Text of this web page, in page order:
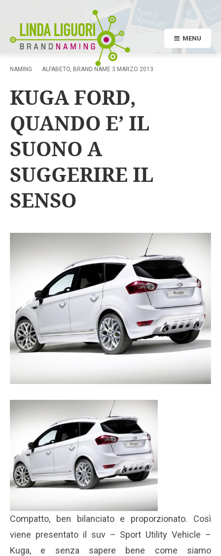
MENU
NAMING ALFABETO, BRAND NAME 3 MARZO 2013
KUGA FORD,
QUANDO E’ IL
SUONO A
SUGGERIRE IL
SENSO
Compatto, ben bilanciato e proporzionato. Così
viene presentato il suv – Sport Utility Vehicle –
Kuga, e senza sapere bene come siamo